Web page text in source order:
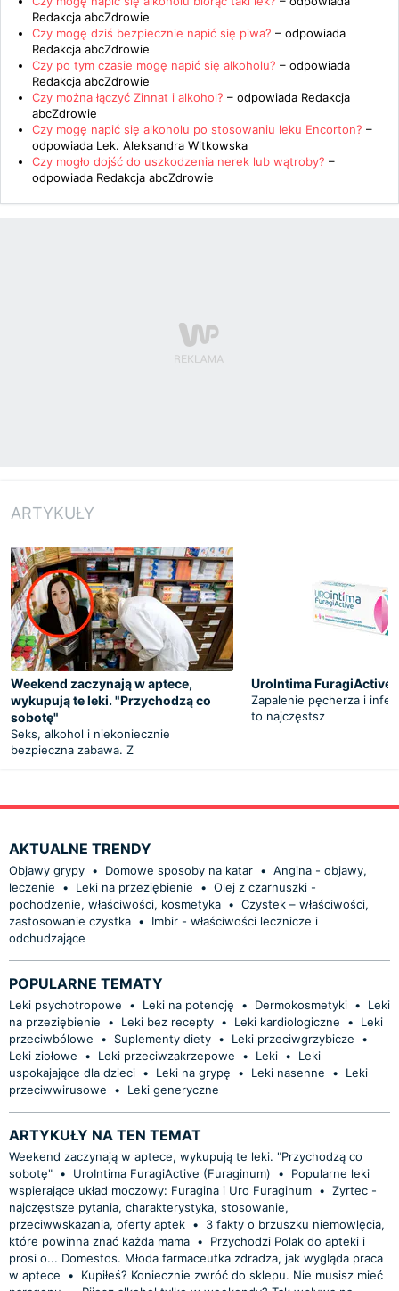
Redakcja abcZdrowie
Czy mogę dziś bezpiecznie napić się piwa? – odpowiada
Redakcja abcZdrowie
Czy po tym czasie mogę napić się alkoholu? – odpowiada
Redakcja abcZdrowie
Czy można łączyć Zinnat i alkohol? – odpowiada Redakcja
abcZdrowie
Czy mogę napić się alkoholu po stosowaniu leku Encorton? –
odpowiada Lek. Aleksandra Witkowska
Czy mogło dojść do uszkodzenia nerek lub wątroby? –
odpowiada Redakcja abcZdrowie
ARTYKUŁY
Weekend zaczynają w aptece,
wykupują te leki. "Przychodzą co
sobotę"
Seks, alkohol i niekoniecznie
bezpieczna zabawa. Z
UroIntima FuragiActive
Zapalenie pęcherza i
to najczęstsz
AKTUALNE TRENDY
Objawy grypy • Domowe sposoby na katar • Angina - objawy,
leczenie
• Leki na przeziębienie • Olej z czarnuszki -
pochodzenie, właściwości, kosmetyka • Czystek – właściwości,
zastosowanie czystka •
Imbir - właściwości lecznicze i
odchudzające
POPULARNE TEMATY
Leki psychotropowe • Leki na potencję • Dermokosmetyki •
Leki
na przeziębienie
• Leki bez recepty • Leki kardiologiczne •
Leki
przeciwbólowe
• Suplementy diety • Leki przeciwgrzybicze
•
Leki ziołowe
• Leki przeciwzakrzepowe • Leki •
Leki
uspokajające dla dzieci • Leki na grypę • Leki nasenne •
Leki
przeciwwirusowe
• Leki generyczne
ARTYKUŁY NA TEN TEMAT
Weekend zaczynają w aptece, wykupują te leki. "Przychodzą co
sobotę" • UroIntima FuragiActive (Furaginum) •
Popularne leki
wspierające układ moczowy: Furagina i Uro Furaginum • Zyrtec -
najczęstsze pytania, charakterystyka, stosowanie,
przeciwwskazania, oferty aptek •
3 fakty o brzuszku niemowlęcia,
które powinna znać każda mama •
Przychodzi Polak do apteki i
prosi o... Domestos. Młoda farmaceutka zdradza, jak wygląda praca
w aptece
•
Kupiłeś? Koniecznie zwróć do sklepu. Nie musisz mieć